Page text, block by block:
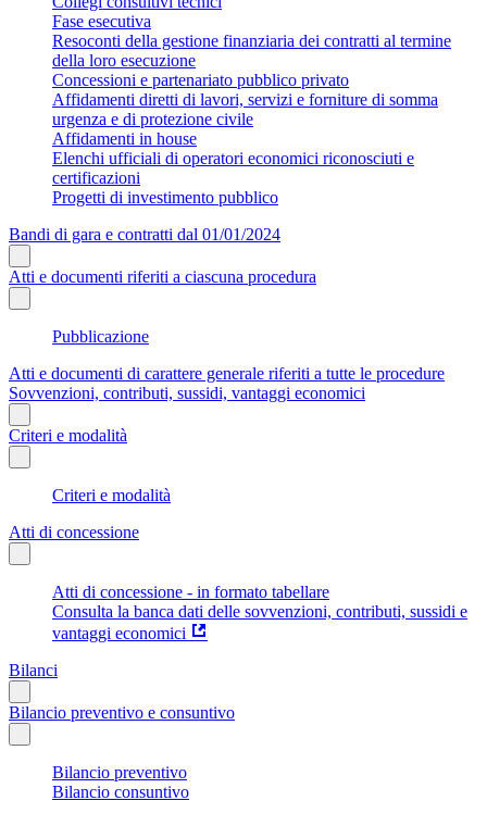
Fase esecutiva
Resoconti della gestione finanziaria dei contratti al termine
della loro esecuzione
Concessioni e partenariato pubblico privato
Affidamenti diretti di lavori, servizi e forniture di somma
urgenza e di protezione civile
Affidamenti in house
Elenchi ufficiali di operatori economici riconosciuti e
certificazioni
Progetti di investimento pubblico
Bandi di gara e contratti dal 01/01/2024
Atti e documenti riferiti a ciascuna procedura
Pubblicazione
Atti e documenti di carattere generale riferiti a tutte le procedure
Sovvenzioni, contributi, sussidi, vantaggi economici
Criteri e modalità
Criteri e modalità
Atti di concessione
Atti di concessione - in formato tabellare
Consulta la banca dati delle sovvenzioni, contributi, sussidi e
vantaggi economici
Bilanci
Bilancio preventivo e consuntivo
Bilancio preventivo
Bilancio consuntivo